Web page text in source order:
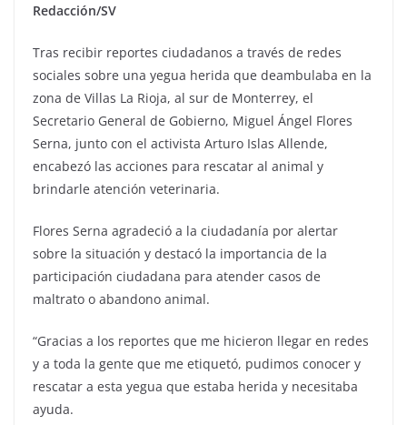
Redacción/SV
Tras recibir reportes ciudadanos a través de redes
sociales sobre una yegua herida que deambulaba en la
zona de Villas La Rioja, al sur de Monterrey, el
Secretario General de Gobierno, Miguel Ángel Flores
Serna, junto con el activista Arturo Islas Allende,
encabezó las acciones para rescatar al animal y
brindarle atención veterinaria.
Flores Serna agradeció a la ciudadanía por alertar
sobre la situación y destacó la importancia de la
participación ciudadana para atender casos de
maltrato o abandono animal.
“Gracias a los reportes que me hicieron llegar en redes
y a toda la gente que me etiquetó, pudimos conocer y
rescatar a esta yegua que estaba herida y necesitaba
ayuda.